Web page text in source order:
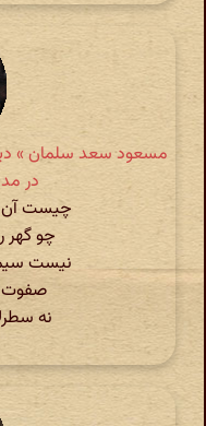
در
چیست آن
چو گهر
نیست
صفوت
نه